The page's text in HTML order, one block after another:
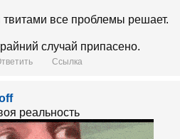
все проблемы решает.
случай припасено.
Ссылка
реальность